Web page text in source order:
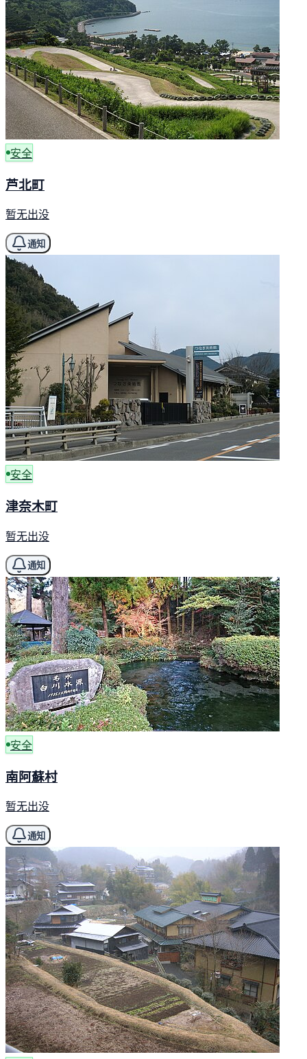
安全
芦北町
暂无出没
通知
安全
津奈木町
暂无出没
通知
安全
南阿蘇村
暂无出没
通知